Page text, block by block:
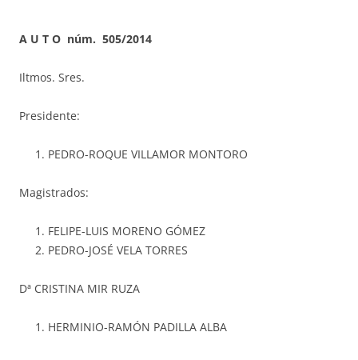
A U T O núm. 505/2014
Iltmos. Sres.
Presidente:
PEDRO-ROQUE VILLAMOR MONTORO
Magistrados:
FELIPE-LUIS MORENO GÓMEZ
PEDRO-JOSÉ VELA TORRES
Dª CRISTINA MIR RUZA
HERMINIO-RAMÓN PADILLA ALBA